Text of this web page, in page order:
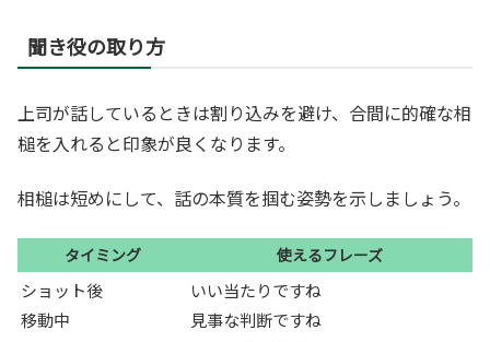
聞き役の取り方
上司が話しているときは割り込みを避け、合間に的確な相
槌を入れると印象が良くなります。
相槌は短めにして、話の本質を掴む姿勢を示しましょう。
タイミング 使えるフレーズ
ショット後
移動中
いい当たりですね
見事な判断ですね